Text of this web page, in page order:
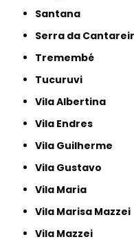
Santana
Serra da
Tremembé
Tucuruvi
Vila Albertina
Vila Endres
Vila Guilherme
Vila Gustavo
Vila Maria
Vila Marisa Mazzei
Vila Mazzei